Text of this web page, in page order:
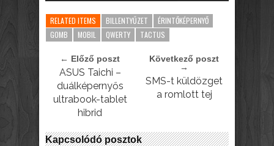
RELATED ITEMS BILLENTYŰZET
ÉRINTŐKÉPERNYŐ
GOMB
MOBIL QWERTY TACTUS
← Előző poszt
ASUS Taichi –
duálképernyős
ultrabook-tablet
hibrid
Következő poszt
→
SMS-t küldözget
a romlott tej
Kapcsolódó posztok